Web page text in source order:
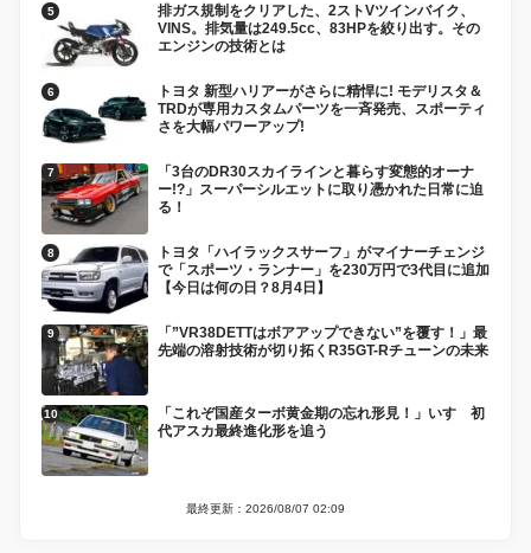
排ガス規制をクリアした、2ストVツインバイク、
VINS。排気量は249.5cc、83HPを絞り出す。その
エンジンの技術とは
トヨタ 新型ハリアーがさらに精悍に! モデリスタ＆
TRDが専用カスタムパーツを一斉発売、スポーティ
さを大幅パワーアップ!
「3台のDR30スカイラインと暮らす変態的オーナ
ー!?」スーパーシルエットに取り憑かれた日常に迫
る！
トヨタ「ハイラックスサーフ」がマイナーチェンジ
で「スポーツ・ランナー」を230万円で3代目に追加
【今日は何の日？8月4日】
「”VR38DETTはボアアップできない”を覆す！」最
先端の溶射技術が切り拓くR35GT-Rチューンの未来
「これぞ国産ターボ黄金期の忘れ形見！」いすゞ初
代アスカ最終進化形を追う
最終更新：2026/08/07 02:09